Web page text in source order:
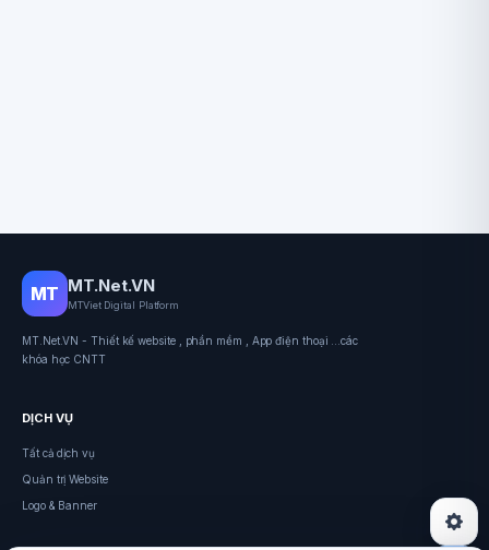
MT MT.Net.VN
MTViet Digital Platform
MT.Net.VN - Thiết kế website , phần mềm , App điện thoại ...các
khóa học CNTT
DỊCH VỤ
Tất cả dịch vụ
Quản trị Website
Logo & Banner